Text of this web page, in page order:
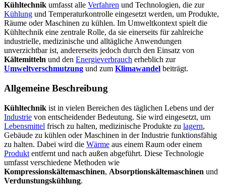
Kühltechnik umfasst alle Verfahren und Technologien, die zur
Kühlung und Temperaturkontrolle eingesetzt werden, um Produkte,
Räume oder Maschinen zu kühlen. Im Umweltkontext spielt die
Kühltechnik eine zentrale Rolle, da sie einerseits für zahlreiche
industrielle, medizinische und alltägliche Anwendungen
unverzichtbar ist, andererseits jedoch durch den Einsatz von
Kältemitteln und den Energieverbrauch erheblich zur
Umweltverschmutzung und zum Klimawandel beiträgt.
Allgemeine Beschreibung
Kühltechnik ist in vielen Bereichen des täglichen Lebens und der
Industrie von entscheidender Bedeutung. Sie wird eingesetzt, um
Lebensmittel frisch zu halten, medizinische Produkte zu lagern,
Gebäude zu kühlen oder Maschinen in der Industrie funktionsfähig
zu halten. Dabei wird die Wärme aus einem Raum oder einem
Produkt entfernt und nach außen abgeführt. Diese Technologie
umfasst verschiedene Methoden wie
Kompressionskältemaschinen, Absorptionskältemaschinen und
Verdunstungskühlung.